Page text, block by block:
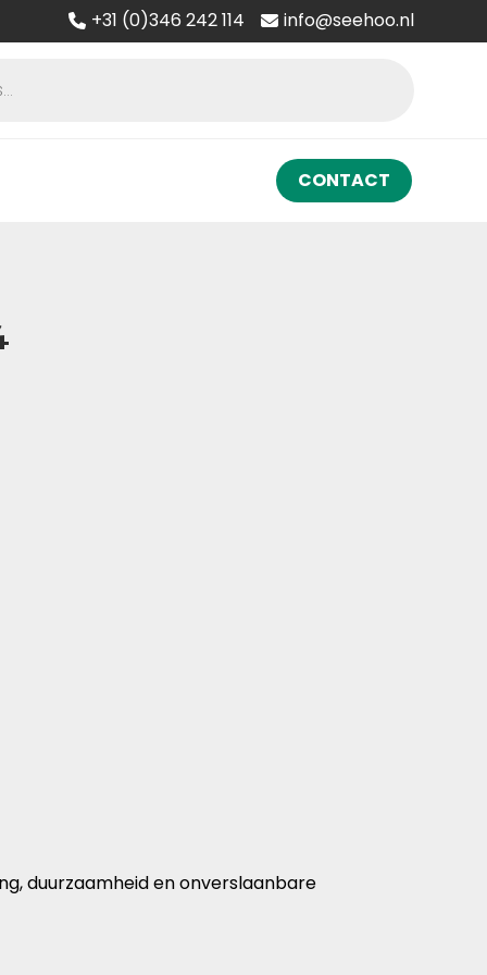
+31 (0)346 242 114 info@seehoo.nl
CONTACT
duurzaamheid en onverslaanbare